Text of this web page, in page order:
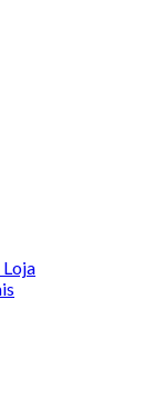
Loja